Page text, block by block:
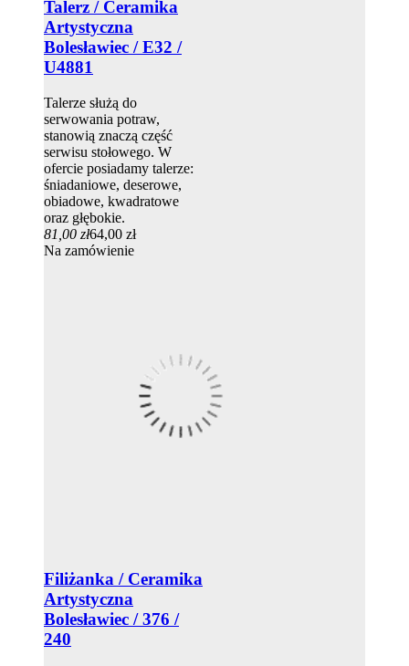
Talerz / Ceramika
Artystyczna
Bolesławiec / E32 /
U4881
Talerze służą do
serwowania potraw,
stanowią znaczą część
serwisu stołowego. W
ofercie posiadamy talerze:
śniadaniowe, deserowe,
obiadowe, kwadratowe
oraz głębokie.
81,00 zł64,00 zł
Na zamówienie
Filiżanka / Ceramika
Artystyczna
Bolesławiec / 376 /
240